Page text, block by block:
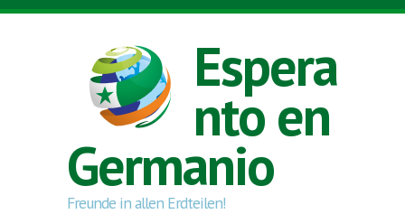
Skip to main content
Espera
nto en
Germanio
Freunde in allen Erdteilen!